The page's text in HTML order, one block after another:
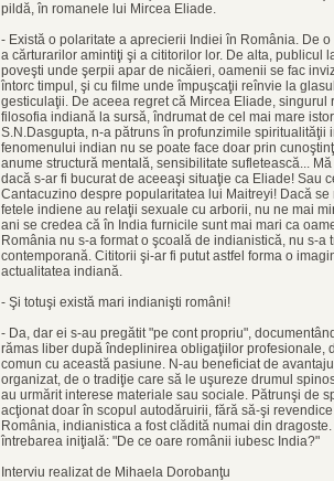
pildă, în romanele lui Mircea Eliade.
- Există o polaritate a aprecierii Indiei în România. De
a cărturarilor amintiţi şi a cititorilor lor. De alta, publicul
poveşti unde şerpii apar de nicăieri, oamenii se fac
întorc timpul, şi cu filme unde împuşcaţii reînvie la
gesticulaţii. De aceea regret că Mircea Eliade, singurul
filosofia indiană la sursă, îndrumat de cel mai mare
S.N.Dasgupta, n-a pătruns în profunzimile spiritualităţii
fenomenului indian nu se poate face doar prin
anume structură mentală, sensibilitate sufletească...
dacă s-ar fi bucurat de aceeaşi situaţie ca Eliade! Sau
Cantacuzino despre popularitatea lui Maitreyi! Dacă
fetele indiene au relaţii sexuale cu arborii, nu ne mai
ani se credea că în India furnicile sunt mai mari ca
România nu s-a format o şcoală de indianistică, nu s-a
contemporană. Cititorii şi-ar fi putut astfel forma o
actualitatea indiană.
- Şi totuşi există mari indianişti români!
- Da, dar ei s-au pregătit "pe cont propriu",
rămas liber după îndeplinirea obligaţiilor profesionale,
comun cu această pasiune. N-au beneficiat de
organizat, de o tradiţie care să le uşureze drumul
au urmărit interese materiale sau sociale. Pătrunşi de
acţionat doar în scopul autodăruirii, fără să-şi
România, indianistica a fost clădită numai din
întrebarea iniţială: "De ce oare românii iubesc India?"
Interviu realizat de Mihaela Dorobanţu